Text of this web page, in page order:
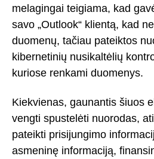
melagingai teigiama, kad
savo „Outlook“ klientą, kad
duomenų, tačiau pateiktos
kibernetinių nusikaltėlių
kuriose renkami duomenys.
Kiekvienas, gaunantis šiuos
vengti spustelėti nuorodas,
pateikti prisijungimo
asmeninę informaciją,